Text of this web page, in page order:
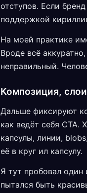
отступов. Если
поддержкой
На моей практике
Вроде всё
неправильный.
Композиция,
Дальше фиксируют
как ведёт себя
капсулы, линии,
её в круг ил капсулу.
Я тут пробовал
пытался быть